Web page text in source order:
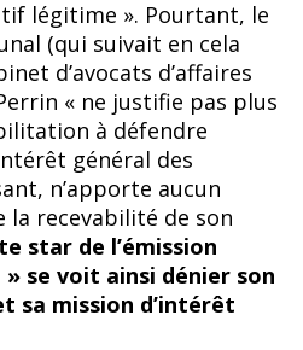
légitime ». Pourtant, le
(qui suivait en cela
d’avocats d’affaires
« ne justifie pas plus
à défendre
général des
n’apporte aucun
la recevabilité de son
star de l’émission
se voit ainsi dénier son
sa mission d’intérêt